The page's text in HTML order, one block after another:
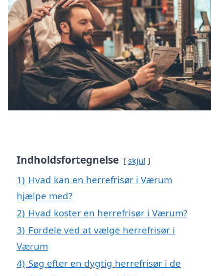
Indholdsfortegnelse skjul
1) Hvad kan en herrefrisør i Værum
hjælpe med?
2) Hvad koster en herrefrisør i Værum?
3) Fordele ved at vælge herrefrisør i
Værum
4) Søg efter en dygtig herrefrisør i de